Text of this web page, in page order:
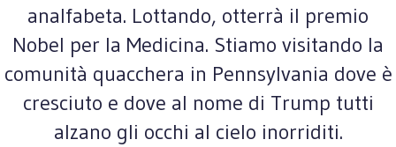
analfabeta. Lottando, otterrà il premio
Nobel per la Medicina. Stiamo visitando la
comunità quacchera in Pennsylvania dove è
cresciuto e dove al nome di Trump tutti
alzano gli occhi al cielo inorriditi.